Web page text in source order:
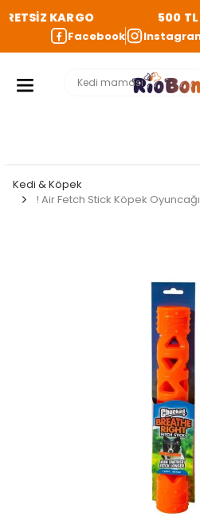
KARGO 500 TL
Facebook
Kedi & Köpek
! Air Fetch Stick Köpek